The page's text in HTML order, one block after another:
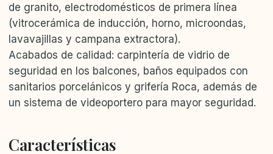
de granito, electrodomésticos de primera línea
(vitrocerámica de inducción, horno, microondas,
lavavajillas y campana extractora).
Acabados de calidad: carpintería de vidrio de
seguridad en los balcones, baños equipados con
sanitarios porcelánicos y grifería Roca, además de
un sistema de videoportero para mayor seguridad.
Características